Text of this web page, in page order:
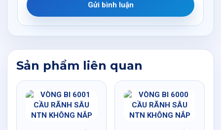
Gửi bình luận
Sản phẩm liên quan